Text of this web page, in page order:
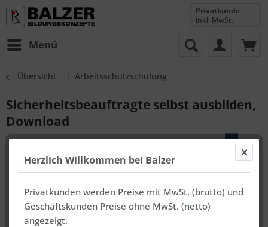
Menü
Privatkunde
inkl. MwSt.
Übersicht Arbeitsschutzschulung
Sicherheitsbeauftragte selbst ausbilden,
Download
Herzlich Willkommen bei Balzer
Privatkunden werden Preise mit MwSt. (brutto) und
Geschäftskunden Preise ohne MwSt. (netto)
angezeigt.